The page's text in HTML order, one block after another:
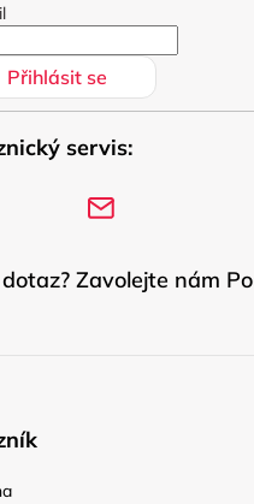
Přihlásit se
servis:
Zavolejte nám